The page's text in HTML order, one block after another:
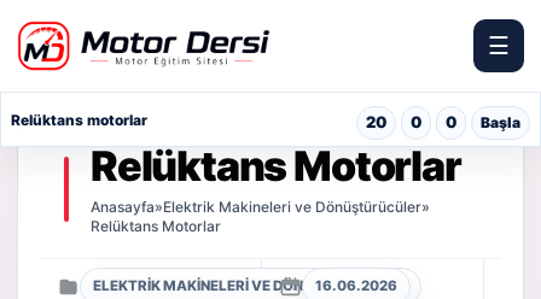
Motor Dersi
☰
Relüktans Motorlar
Anasayfa»Elektrik Makineleri ve Dönüştürücüler»
Relüktans Motorlar
ELEKTRIK MAKINELERI VE DÖNÜŞTÜRÜCÜLER
16.06.2026
Relüktans motorlar 20 0 0 Başla